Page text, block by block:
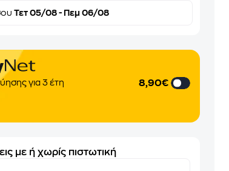
Τετ 05/08 - Πεμ 06/08
για 3 έτη 8,90€
με ή χωρίς πιστωτική